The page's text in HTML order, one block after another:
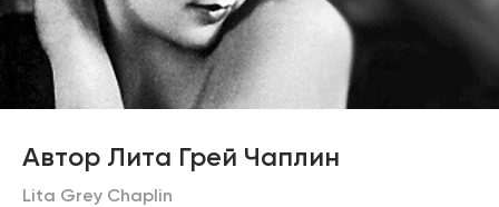
Автор Лита Грей Чаплин
Lita Grey Chaplin